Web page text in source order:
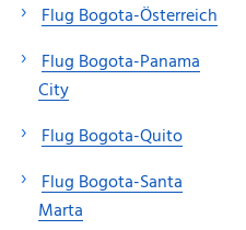
Flug Bogota-Österreich
Flug Bogota-Panama
City
Flug Bogota-Quito
Flug Bogota-Santa
Marta